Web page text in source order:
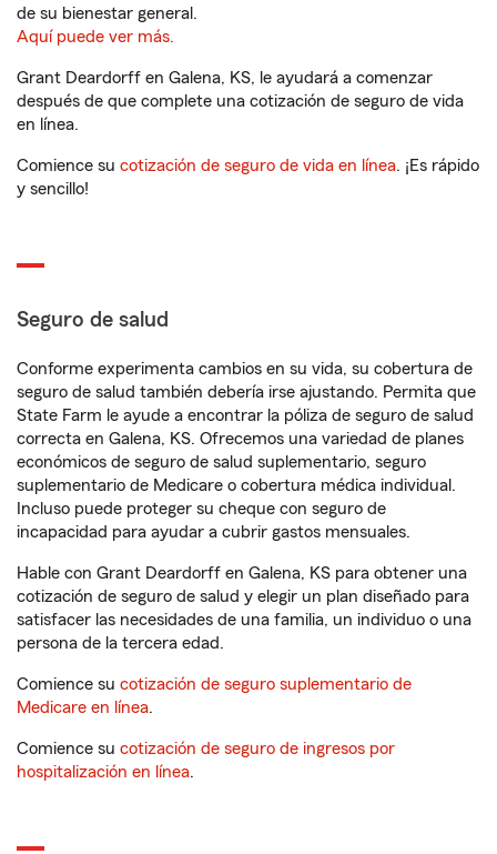
de su bienestar general.
Aquí puede ver más.
Grant Deardorff en Galena, KS, le ayudará a comenzar
después de que complete una cotización de seguro de vida
en línea.
Comience su cotización de seguro de vida en línea. ¡Es rápido
y sencillo!
Seguro de salud
Conforme experimenta cambios en su vida, su cobertura de
seguro de salud también debería irse ajustando. Permita que
State Farm le ayude a encontrar la póliza de seguro de salud
correcta en Galena, KS. Ofrecemos una variedad de planes
económicos de seguro de salud suplementario, seguro
suplementario de Medicare o cobertura médica individual.
Incluso puede proteger su cheque con seguro de
incapacidad para ayudar a cubrir gastos mensuales.
Hable con Grant Deardorff en Galena, KS para obtener una
cotización de seguro de salud y elegir un plan diseñado para
satisfacer las necesidades de una familia, un individuo o una
persona de la tercera edad.
Comience su cotización de seguro suplementario de
Medicare en línea.
Comience su cotización de seguro de ingresos por
hospitalización en línea.